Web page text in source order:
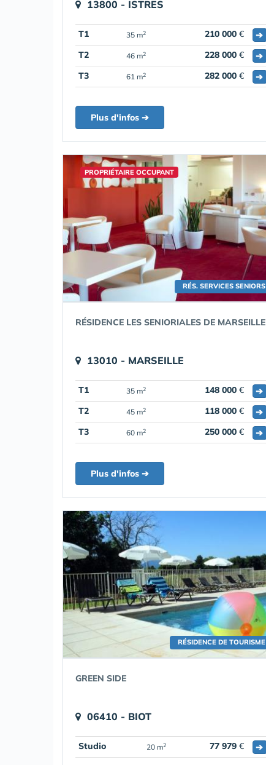
13800 - ISTRES
T1 35 m2 210 000 €
➔
T2
46 m2 228 000 €
➔
T3
61 m2 282 000 € ➔
Plus d'infos ➔
RÉS. SERVICES SENIORS
PROPRIÉTAIRE OCCUPANT
RÉSIDENCE LES SENIORIALES DE MARSEILLE
13010 - MARSEILLE
T1 35 m2 148 000 €
➔
T2
45 m2 118 000 €
➔
T3
60 m2 250 000 € ➔
Plus d'infos ➔
RÉSIDENCE DE TOURISME
GREEN SIDE
06410 - BIOT
Studio 20 m2 77 979 € ➔